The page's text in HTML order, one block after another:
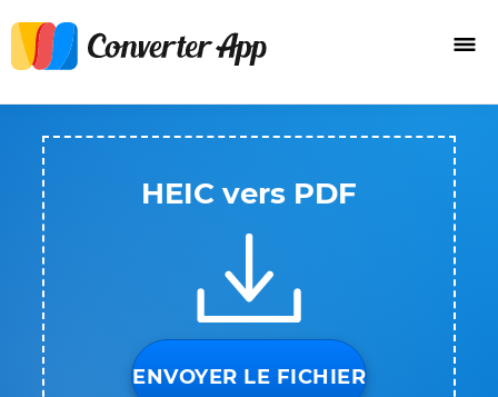
HEIC vers PDF
ENVOYER LE FICHIER